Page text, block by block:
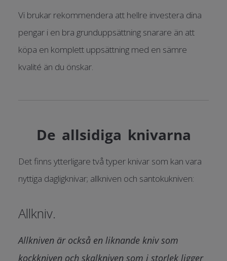
Vi brukar rekommendera att hellre investera dina
pengar i en bra grunduppsättning snarare än att
köpa en komplett uppsättning med en sämre
kvalité än du önskar.
De allsidiga knivarna
Det finns ytterligare två typer knivar som kan vara
nyttiga dagligknivar; allkniven och santokukniven:
Allkniv.
Allkniven är också en liknande kniv som
kockkniven och skalkniven som i storlek ligger